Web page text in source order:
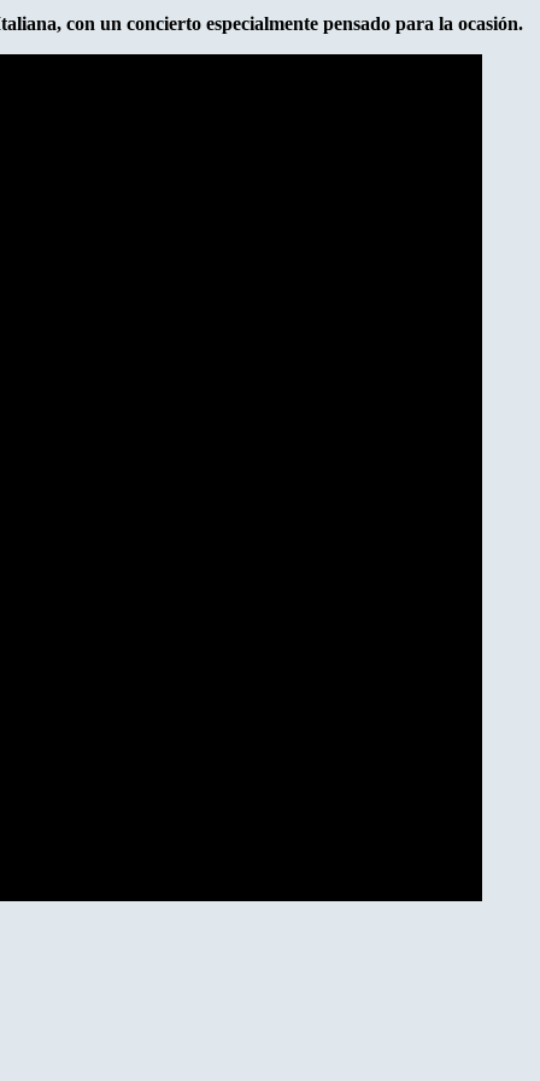
con un concierto especialmente pensado para la ocasión.